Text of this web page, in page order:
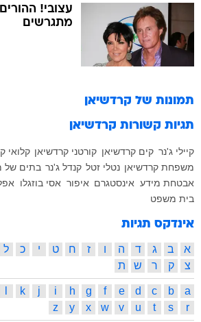
עצובי!
מתגרשים
תמונות של קרדשיאן
תגיות קשורות קרדשיאן
קיילי ג'נר קים קרדשיאן קורטני קרדשיאן קלואי
משפחת קרדשיאן נטלי זטל קנדל ג'נר בתים של
אבטחת מידע אינסטגרם איפור אסי בוזגלו
בית משפט
אינדקס תגיות
א ב ג ד ה ו ז ח ט י כ ל
צ
ק ר ש ת
a
b
c
d
e
f
g
h
i
j
k
r
s
t
u
v
w
x
y
z